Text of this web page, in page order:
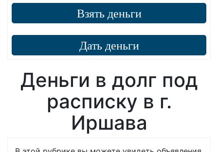
Взять деньги
Дать деньги
Деньги в долг под
расписку в г.
Иршава